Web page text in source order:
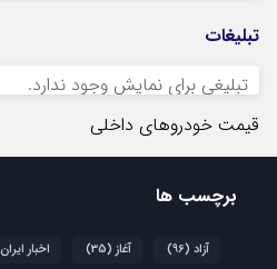
تبلیغات
تبلیغی برای نمایش وجود ندارد.
قیمت خودروهای داخلی
برچسب ها
آزاد (96) آغاز (35) اخبار ایران